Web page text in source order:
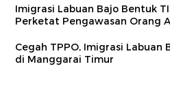
Imigrasi Labuan Bajo Bentuk
Perketat Pengawasan Orang
Cegah TPPO, Imigrasi Labuan
di Manggarai Timur